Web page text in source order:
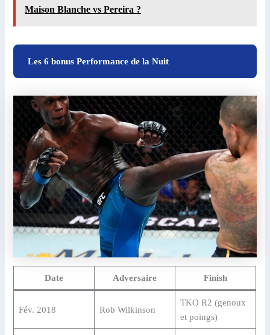
Maison Blanche vs Pereira ?
Les 6 bonus Performance de la Nuit
Date Adversaire Finish
Fév. 2018 Rob Wilkinson
TKO R2 (genoux
et poings)